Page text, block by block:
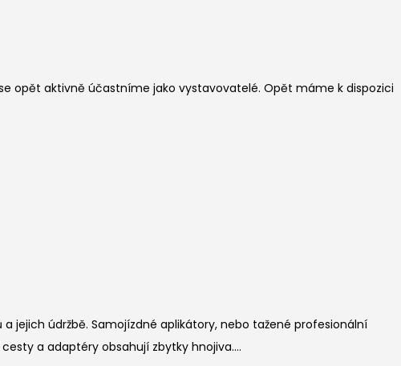
opět aktivně účastníme jako vystavovatelé. Opět máme k dispozici
jejich údržbě. Samojízdné aplikátory, nebo tažené profesionální
a adaptéry obsahují zbytky hnojiva....